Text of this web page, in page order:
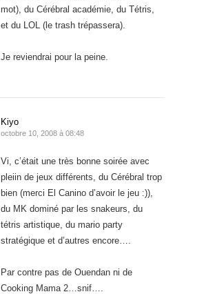
mot), du Cérébral académie, du Tétris,
et du LOL (le trash trépassera).
Je reviendrai pour la peine.
Kiyo
octobre 10, 2008 à 08:48
Vi, c’était une très bonne soirée avec
pleiin de jeux différents, du Cérébral trop
bien (merci El Canino d’avoir le jeu :)),
du MK dominé par les snakeurs, du
tétris artistique, du mario party
stratégique et d’autres encore….
Par contre pas de Ouendan ni de
Cooking Mama 2…snif….